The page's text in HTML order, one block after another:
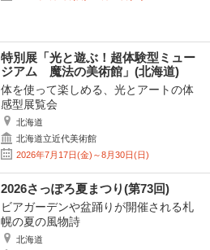
特別展「光と遊ぶ！超体験型ミュー
ジアム 魔法の美術館」(北海道)
体を使って楽しめる、光とアートの体
感型展覧会
北海道
北海道立近代美術館
2026年7月17日(金)～8月30日(日)
2026さっぽろ夏まつり(第73回)
ビアガーデンや盆踊りが開催される札
幌の夏の風物詩
北海道